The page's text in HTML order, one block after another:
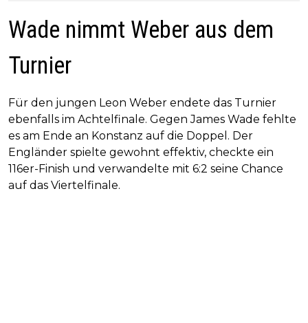
Wade nimmt Weber aus dem
Turnier
Für den jungen Leon Weber endete das Turnier
ebenfalls im Achtelfinale. Gegen James Wade fehlte
es am Ende an Konstanz auf die Doppel. Der
Engländer spielte gewohnt effektiv, checkte ein
116er-Finish und verwandelte mit 6:2 seine Chance
auf das Viertelfinale.